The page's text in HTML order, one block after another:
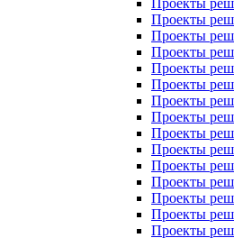
Проекты
Проекты
Проекты
Проекты
Проекты
Проекты
Проекты
Проекты
Проекты
Проекты
Проекты
Проекты
Проекты
Проекты
Проекты